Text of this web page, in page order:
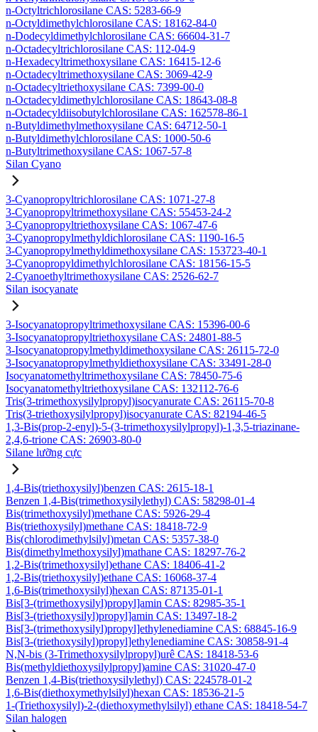
n-Octyltrichlorosilane CAS: 5283-66-9
n-Octyldimethylchlorosilane CAS: 18162-84-0
n-Dodecyldimethylchlorosilane CAS: 66604-31-7
n-Octadecyltrichlorosilane CAS: 112-04-9
n-Hexadecyltrimethoxysilane CAS: 16415-12-6
n-Octadecyltrimethoxysilane CAS: 3069-42-9
n-Octadecyltriethoxysilane CAS: 7399-00-0
n-Octadecyldimethylchlorosilane CAS: 18643-08-8
n-Octadecyldiisobutylchlorosilane CAS: 162578-86-1
n-Butyldimethylmethoxysilane CAS: 64712-50-1
n-Butyldimethylchlorosilane CAS: 1000-50-6
n-Butyltrimethoxysilane CAS: 1067-57-8
Silan Cyano
3-Cyanopropyltrichlorosilane CAS: 1071-27-8
3-Cyanopropyltrimethoxysilane CAS: 55453-24-2
3-Cyanopropyltriethoxysilane CAS: 1067-47-6
3-Cyanopropylmethyldichlorosilane CAS: 1190-16-5
3-Cyanopropylmethyldimethoxysilane CAS: 153723-40-1
3-Cyanopropyldimethylchlorosilane CAS: 18156-15-5
2-Cyanoethyltrimethoxysilane CAS: 2526-62-7
Silan isocyanate
3-Isocyanatopropyltrimethoxysilane CAS: 15396-00-6
3-Isocyanatopropyltriethoxysilane CAS: 24801-88-5
3-Isocyanatopropylmethyldimethoxysilane CAS: 26115-72-0
3-Isocyanatopropylmethyldiethoxysilane CAS: 33491-28-0
Isocyanatomethyltrimethoxysilane CAS: 78450-75-6
Isocyanatomethyltriethoxysilane CAS: 132112-76-6
Tris(3-trimethoxysilylpropyl)isocyanurate CAS: 26115-70-8
Tris(3-triethoxysilylpropyl)isocyanurate CAS: 82194-46-5
1,3-Bis(prop-2-enyl)-5-(3-trimethoxysilylpropyl)-1,3,5-triazinane-
2,4,6-trione CAS: 26903-80-0
Silane lưỡng cực
1,4-Bis(triethoxysilyl)benzen CAS: 2615-18-1
Benzen 1,4-Bis(trimethoxysilylethyl) CAS: 58298-01-4
Bis(trimethoxysilyl)methane CAS: 5926-29-4
Bis(triethoxysilyl)methane CAS: 18418-72-9
Bis(chlorodimethylsilyl)metan CAS: 5357-38-0
Bis(dimethylmethoxysilyl)mathane CAS: 18297-76-2
1,2-Bis(trimethoxysilyl)ethane CAS: 18406-41-2
1,2-Bis(triethoxysilyl)ethane CAS: 16068-37-4
1,6-Bis(trimethoxysilyl)hexan CAS: 87135-01-1
Bis[3-(trimethoxysilyl)propyl]amin CAS: 82985-35-1
Bis[3-(triethoxysilyl)propyl]amin CAS: 13497-18-2
Bis[3-(trimethoxysilyl)propyl]ethylenediamine CAS: 68845-16-9
Bis[3-(triethoxysilyl)propyl]ethylenediamine CAS: 30858-91-4
N,N-bis (3-Trimethoxysilylpropyl)urê CAS: 18418-53-6
Bis(methyldiethoxysilylpropyl)amine CAS: 31020-47-0
Benzen 1,4-Bis(triethoxysilylethyl) CAS: 224578-01-2
1,6-Bis(diethoxymethylsilyl)hexan CAS: 18536-21-5
1-(Triethoxysilyl)-2-(diethoxymethylsilyl) ethane CAS: 18418-54-7
Silan halogen